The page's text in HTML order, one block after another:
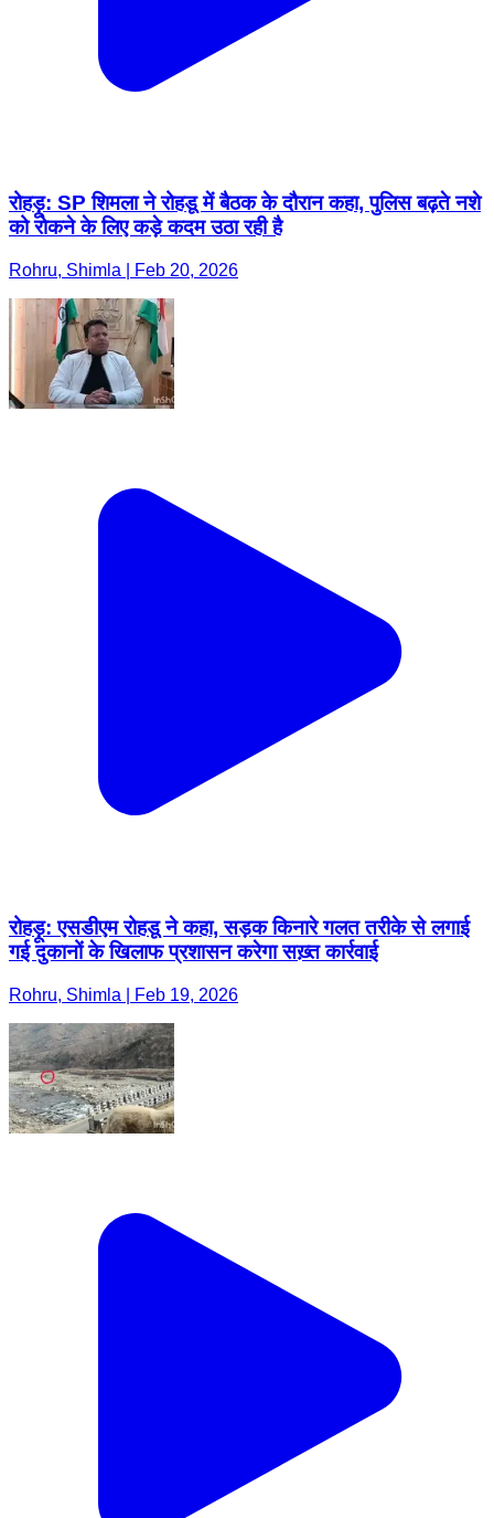
रोहड़ू: SP शिमला ने रोहडू में बैठक के दौरान कहा, पुलिस बढ़ते नशे
को रोकने के लिए कड़े कदम उठा रही है
Rohru, Shimla | Feb 20, 2026
रोहड़ू: एसडीएम रोहडू ने कहा, सड़क किनारे गलत तरीके से लगाई
गई दुकानों के खिलाफ प्रशासन करेगा सख़्त कार्रवाई
Rohru, Shimla | Feb 19, 2026